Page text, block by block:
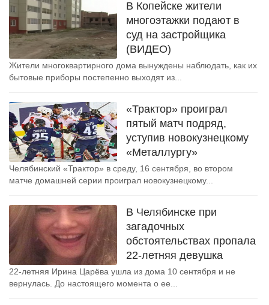
В Копейске жители
многоэтажки подают в
суд на застройщика
(ВИДЕО)
Жители многоквартирного дома вынуждены наблюдать, как их
бытовые приборы постепенно выходят из...
«Трактор» проиграл
пятый матч подряд,
уступив новокузнецкому
«Металлургу»
Челябинский «Трактор» в среду, 16 сентября, во втором
матче домашней серии проиграл новокузнецкому...
В Челябинске при
загадочных
обстоятельствах пропала
22-летняя девушка
22-летняя Ирина Царёва ушла из дома 10 сентября и не
вернулась. До настоящего момента о ее...